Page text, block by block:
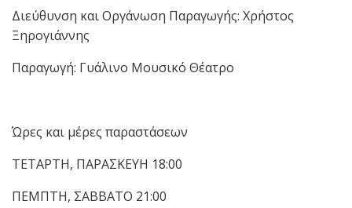
Διεύθυνση και Οργάνωση Παραγωγής: Χρήστος
Ξηρογιάννης
Παραγωγή: Γυάλινο Μουσικό Θέατρο
Ώρες και μέρες παραστάσεων
ΤΕΤΑΡΤΗ, ΠΑΡΑΣΚΕΥΗ 18:00
ΠΕΜΠΤΗ, ΣΑΒΒΑΤΟ 21:00